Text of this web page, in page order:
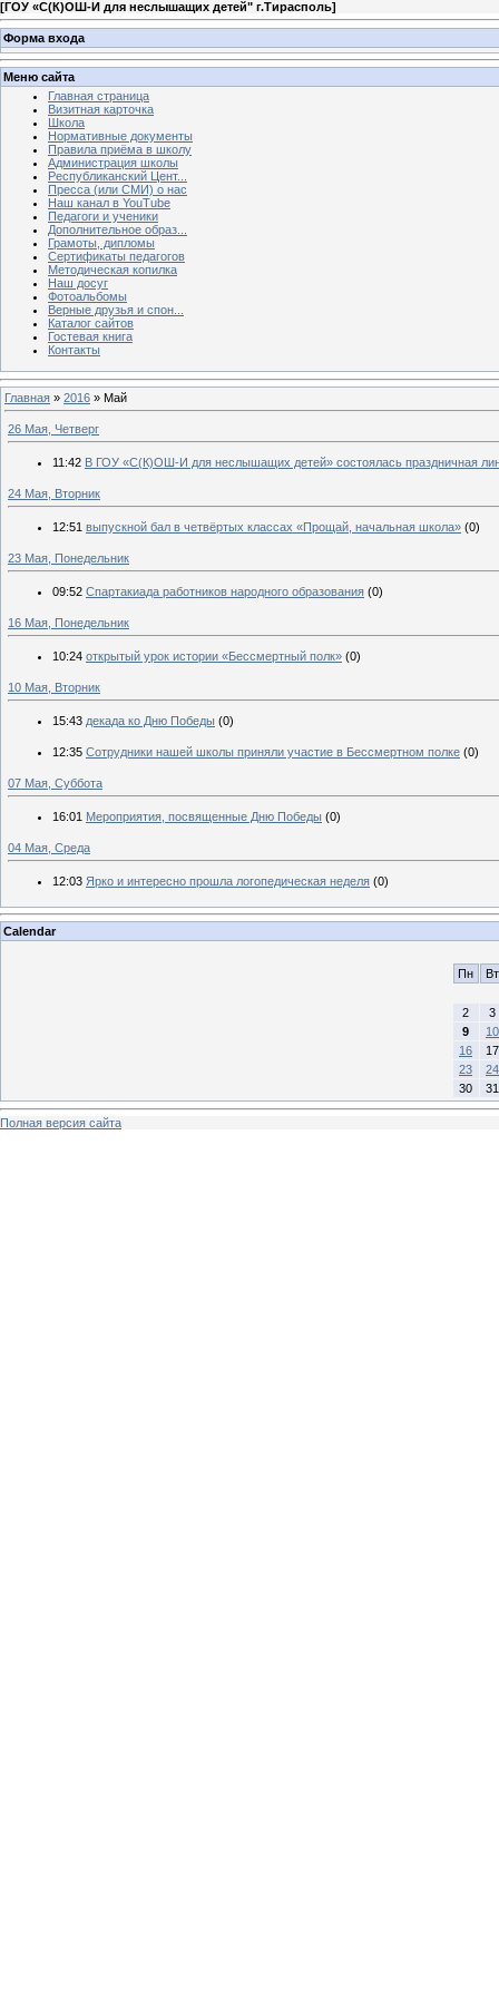
[ГОУ «С(К)ОШ-И для неслышащих детей" г.Тирасполь]
Форма входа
Меню сайта
Главная страница
Визитная карточка
Школа
Нормативные документы
Правила приёма в школу
Администрация школы
Республиканский Цент...
Пресса (или СМИ) о нас
Наш канал в YouTube
Педагоги и ученики
Дополнительное образ...
Грамоты, дипломы
Сертификаты педагогов
Методическая копилка
Наш досуг
Фотоальбомы
Верные друзья и спон...
Каталог сайтов
Гостевая книга
Контакты
Главная » 2016 » Май
26 Мая, Четверг
11:42 В ГОУ «С(К)ОШ-И для неслышащих детей» состоялась праздничная
24 Мая, Вторник
12:51 выпускной бал в четвёртых классах «Прощай, начальная школа» (0)
23 Мая, Понедельник
09:52 Спартакиада работников народного образования (0)
16 Мая, Понедельник
10:24 открытый урок истории «Бессмертный полк» (0)
10 Мая, Вторник
15:43 декада ко Дню Победы (0)
12:35 Сотрудники нашей школы приняли участие в Бессмертном полке (0)
07 Мая, Суббота
16:01 Мероприятия, посвященные Дню Победы (0)
04 Мая, Среда
12:03 Ярко и интересно прошла логопедическая неделя (0)
Calendar
Пн Вт
2
3
9
10
16
17
23
24
30
31
Полная версия сайта